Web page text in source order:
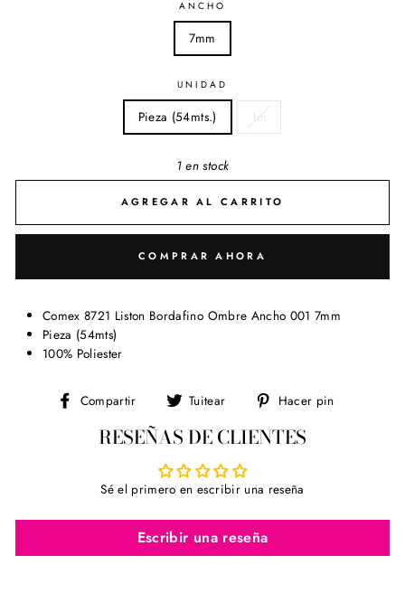
ANCHO
7mm
UNIDAD
Pieza (54mts.) 1m
1 en stock
AGREGAR AL CARRITO
COMPRAR AHORA
Comex 8721 Liston Bordafino Ombre Ancho 001 7mm
Pieza (54mts)
100% Poliester
Compartir
Compartir
Facebook
Tuitear
Tuitear
Twitter
Hacer pin
RESEÑAS DE CLIENTES
Sé el primero en escribir una reseña
Escribir una reseña